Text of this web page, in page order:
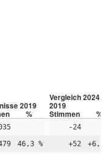
2019
Vergleich 2024 –
2019
% Stimmen
%
-24
46,3 % +52 +6,2